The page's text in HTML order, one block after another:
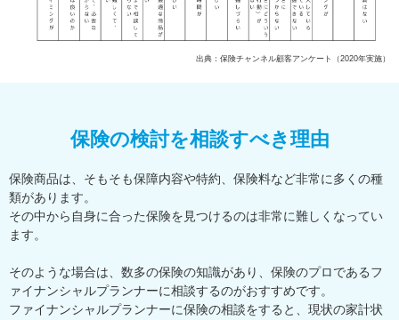
出典：保険チャンネル顧客アンケート（2020年実施）
保険の検討を相談すべき理由
保険商品は、そもそも保障内容や特約、保険料など非常に多くの種
類があります。
その中から自身に合った保険を見つけるのは非常に難しくなってい
ます。
そのような場合は、数多の保険の知識があり、保険のプロであるフ
ァイナンシャルプランナーに相談するのがおすすめです。
ファイナンシャルプランナーに保険の相談をすると、現状の家計状